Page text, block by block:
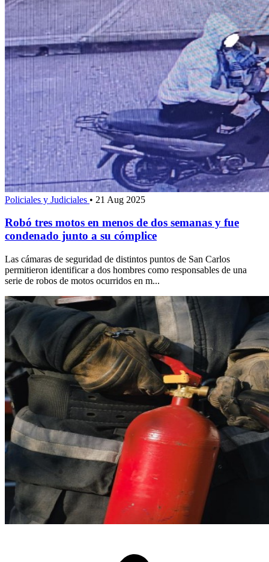
Policiales y Judiciales • 21 Aug 2025
Robó tres motos en menos de dos semanas y fue
condenado junto a su cómplice
Las cámaras de seguridad de distintos puntos de San Carlos
permitieron identificar a dos hombres como responsables de una
serie de robos de motos ocurridos en m...